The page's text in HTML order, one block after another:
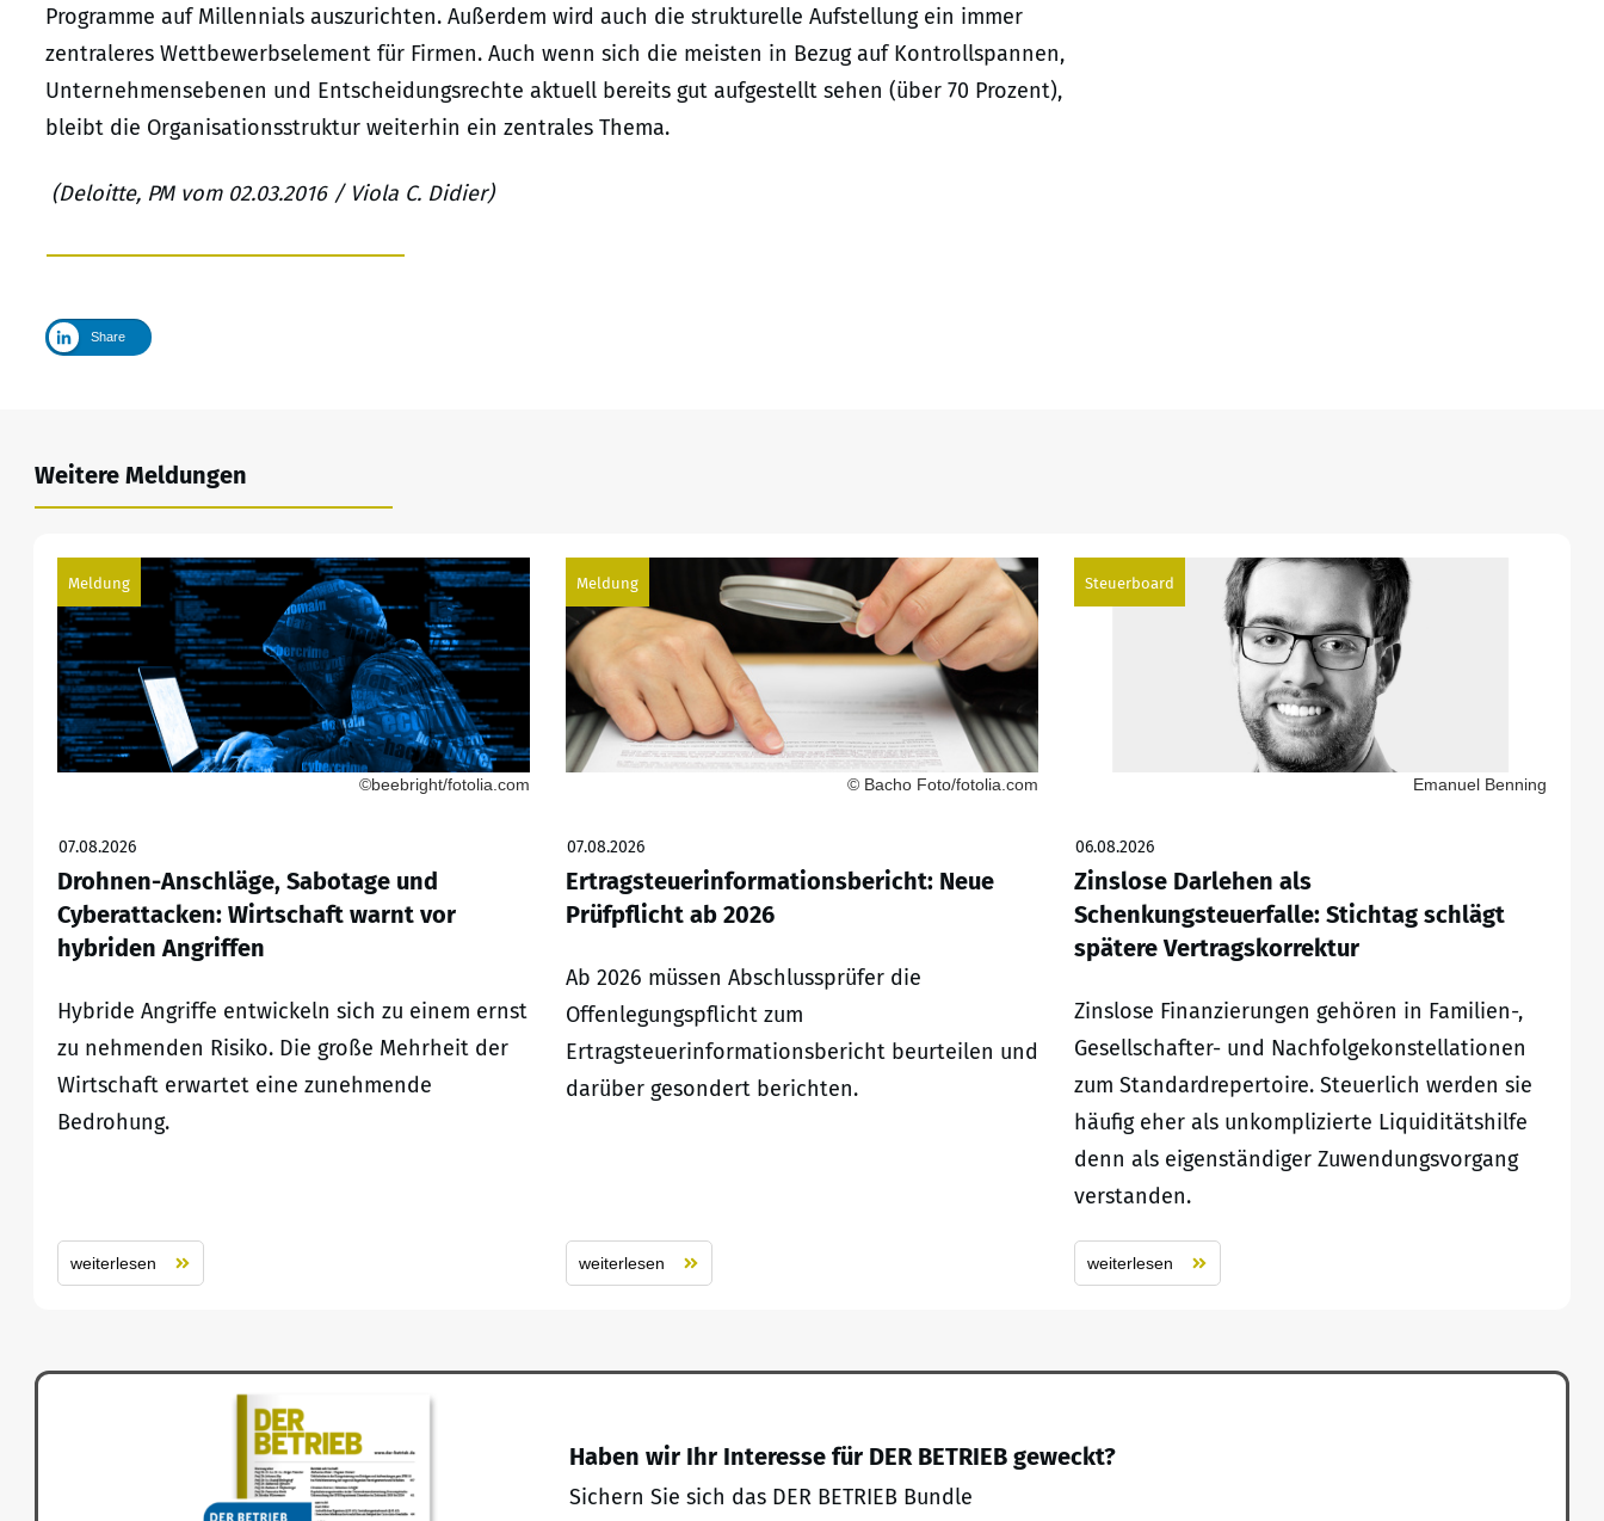
Programme auf Millennials auszurichten. Außerdem wird auch die strukturelle Aufstellung ein immer
zentraleres Wettbewerbselement für Firmen. Auch wenn sich die meisten in Bezug auf Kontrollspannen,
Unternehmensebenen und Entscheidungsrechte aktuell bereits gut aufgestellt sehen (über 70 Prozent),
bleibt die Organisationsstruktur weiterhin ein zentrales Thema.
(Deloitte, PM vom 02.03.2016 / Viola C. Didier)
Share
Weitere Meldungen
Meldung
©beebright/fotolia.com
07.08.2026
Drohnen-Anschläge, Sabotage und
Cyberattacken: Wirtschaft warnt vor
hybriden Angriffen
Hybride Angriffe entwickeln sich zu einem ernst
zu nehmenden Risiko. Die große Mehrheit der
Wirtschaft erwartet eine zunehmende
Bedrohung.
weiterlesen
Meldung
© Bacho Foto/fotolia.com
07.08.2026
Ertragsteuerinformationsbericht: Neue
Prüfpflicht ab 2026
Ab 2026 müssen Abschlussprüfer die
Offenlegungspflicht zum
Ertragsteuerinformationsbericht beurteilen und
darüber gesondert berichten.
weiterlesen
Steuerboard
Emanuel Benning
06.08.2026
Zinslose Darlehen als
Schenkungsteuerfalle: Stichtag schlägt
spätere Vertragskorrektur
Zinslose Finanzierungen gehören in Familien-,
Gesellschafter- und Nachfolgekonstellationen
zum Standardrepertoire. Steuerlich werden sie
häufig eher als unkomplizierte Liquiditätshilfe
denn als eigenständiger Zuwendungsvorgang
verstanden.
weiterlesen
Haben wir Ihr Interesse für DER BETRIEB geweckt?
Sichern Sie sich das DER BETRIEB Bundle